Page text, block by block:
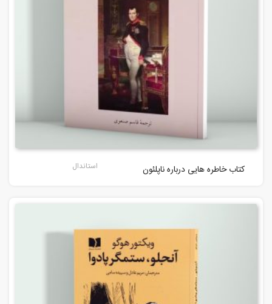
کتاب خاطره هایی درباره ناپلئون استاندال